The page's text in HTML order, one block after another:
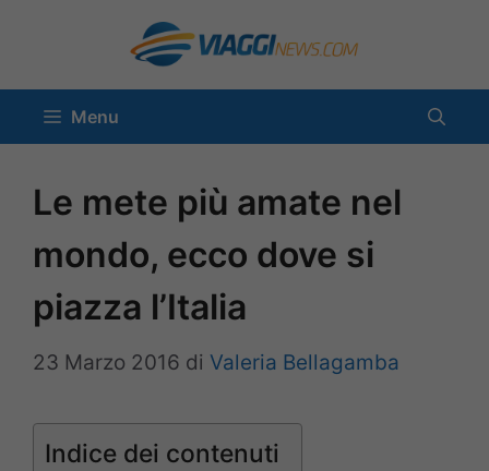
contenuto
Menu
Le mete più amate nel
mondo, ecco dove si
piazza l’Italia
23 Marzo 2016 di Valeria Bellagamba
Indice dei contenuti